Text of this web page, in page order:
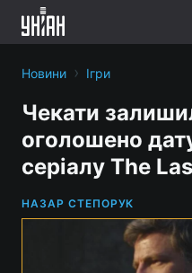
Новини › Ігри
Чекати
оголошено
серіалу The
НАЗАР СТЕПОРУК